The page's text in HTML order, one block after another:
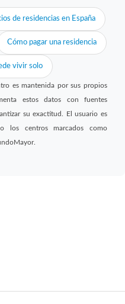
de residencias en España
Cómo pagar una residencia
vivir solo
es mantenida por sus propios
estos datos con fuentes
su exactitud. El usuario es
los centros marcados como